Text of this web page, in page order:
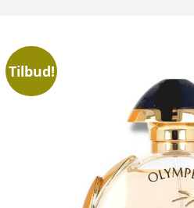
Tilbud!